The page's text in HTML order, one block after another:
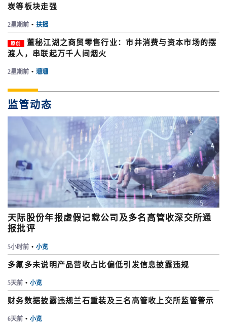
炭等板块走强
2星期前 • 扶摇
原创
董秘江湖之商贸零售行业：市井消费与资本市场的摆
渡人，串联起万千人间烟火
2星期前 • 珊珊
监管动态
天际股份年报虚假记载公司及多名高管收深交所通
报批评
5小时前 • 小览
多氟多未说明产品营收占比偏低引发信息披露违规
5天前 • 小览
财务数据披露违规兰石重装及三名高管收上交所监管警示
6天前 • 小览